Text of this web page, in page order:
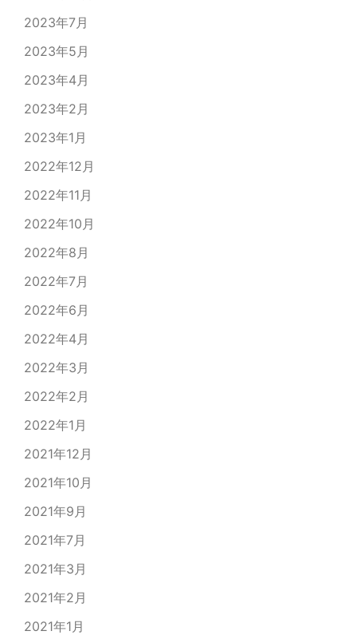
2023年7月
2023年5月
2023年4月
2023年2月
2023年1月
2022年12月
2022年11月
2022年10月
2022年8月
2022年7月
2022年6月
2022年4月
2022年3月
2022年2月
2022年1月
2021年12月
2021年10月
2021年9月
2021年7月
2021年3月
2021年2月
2021年1月